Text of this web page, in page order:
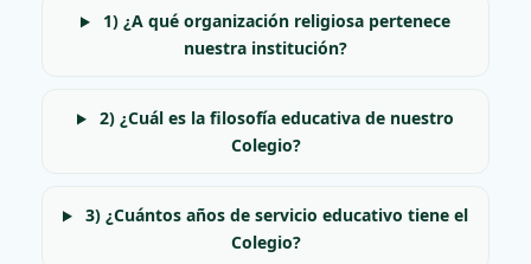
1) ¿A qué organización religiosa pertenece
nuestra institución?
2) ¿Cuál es la filosofía educativa de nuestro
Colegio?
3) ¿Cuántos años de servicio educativo tiene el
Colegio?